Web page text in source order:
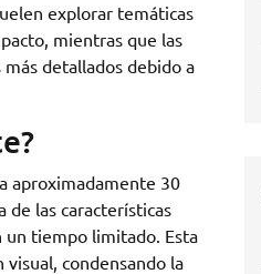
explorar temáticas
mientras que las
detallados debido a
aproximadamente 30
de las características
un tiempo limitado. Esta
condensando la